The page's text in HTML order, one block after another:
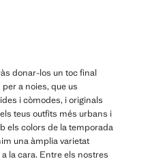
donar-los un toc final
a noies, que us
i còmodes, i originals
teus outfits més urbans i
els colors de la temporada
una àmplia varietat
la cara. Entre els nostres